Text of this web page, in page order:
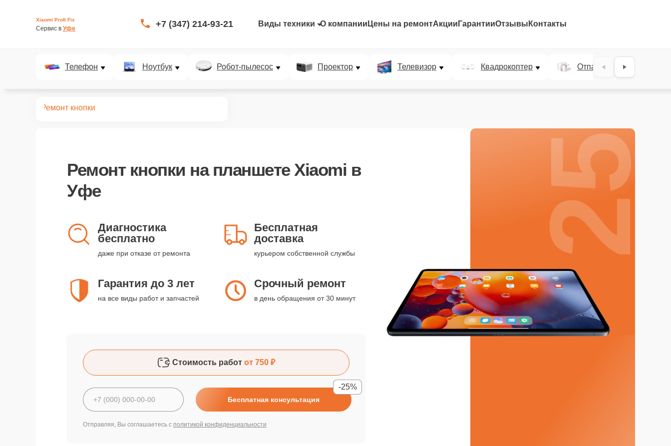
Xiaomi Profi Fix
Сервис в Уфе +7 (347) 214-93-21 Виды техники О компании Цены на ремонтАкции ГарантииОтзывы Контакты
Телефон Ноутбук Робот-пылесос Проектор Телевизор Квадрокоптер Отпариватель
Ремонт кнопки
Ремонт кнопки на планшете Xiaomi в
Уфе
Диагностика
бесплатно
даже при отказе от ремонта
Бесплатная
доставка
курьером собственной службы
Гарантия до 3 лет
на все виды работ и запчастей
Срочный ремонт
в день обращения от 30 минут
Стоимость работ от 750 ₽
Бесплатная консультация
-25%
Отправляя, Вы соглашаетесь с политикой конфиденциальности
25%